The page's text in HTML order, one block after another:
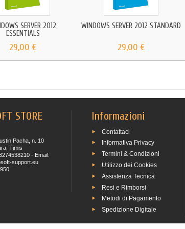
SERVER 2012
ESSENTIALS
29,00 €
WINDOWS SERVER 2012 STANDARD
29,00 €
STORE
Pacha, n. 10
Timis
- Email:
support.eu
Informazioni
Contattaci
Informativa Privacy
Termini & Condizioni
Utilizzo dei Cookies
Assistenza Tecnica
Resi e Rimborsi
Metodi di Pagamento
Spedizione Digitale